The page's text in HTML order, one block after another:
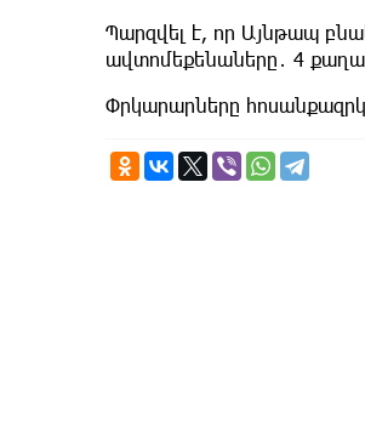
Պարզվել է, որ Այնթապ
ավտոմեքենաները․ 4
Փրկարարները